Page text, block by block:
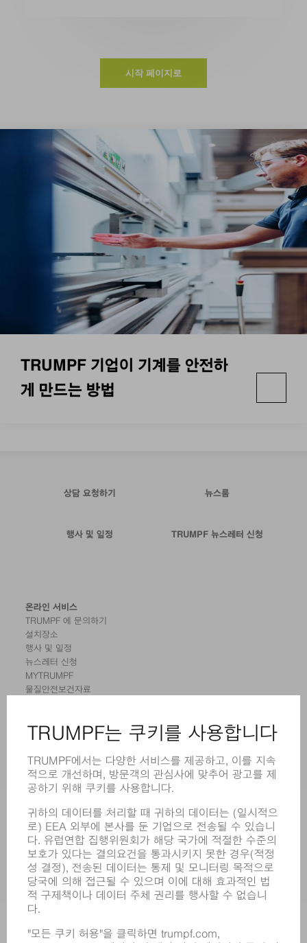
시작 페이지로
TRUMPF 기업이 기계를 안전하
게 만드는 방법
상담 요청하기 뉴스룸
행사 및 일정 TRUMPF 뉴스레터 신청
온라인 서비스
TRUMPF 에 문의하기
설치장소
행사 및 일정
뉴스레터 신청
MYTRUMPF
물질안전보건자료
레이저
전력 시스템
전동 툴
SMART FACTORY
소프트웨어
어플리케이션
부문
기업
경력
모집
기업 프로필
이사회
영업 보고서
규정 준수